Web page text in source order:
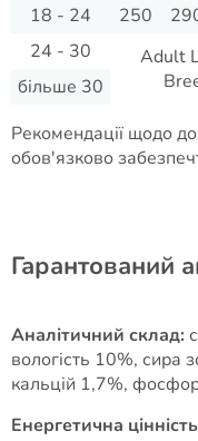
18 - 24
250
24 - 30
Adult
більше 30
Рекомендації щодо
обов'язково
Гарантований
Аналітичний склад:
вологість 10%, сира
кальцій 1,7%,
Енергетична